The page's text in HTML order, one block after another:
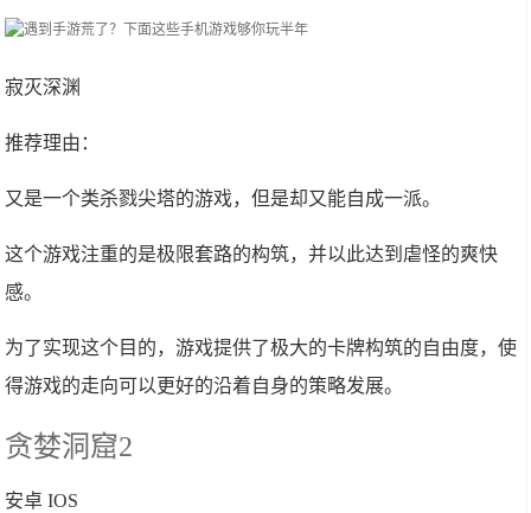
寂灭深渊
推荐理由：
又是一个类杀戮尖塔的游戏，但是却又能自成一派。
这个游戏注重的是极限套路的构筑，并以此达到虐怪的爽快
感。
为了实现这个目的，游戏提供了极大的卡牌构筑的自由度，使
得游戏的走向可以更好的沿着自身的策略发展。
贪婪洞窟2
安卓 IOS